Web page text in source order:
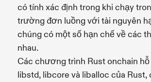
có tính xác định trong khi chạy
trường đơn luồng với tài nguyên
chúng có một số hạn chế về các
nhau.
Các chương trình Rust onchain
libstd, libcore và liballoc của Rust,